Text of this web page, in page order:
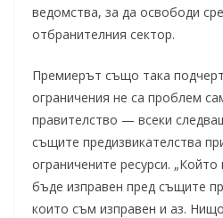
ведомства, за да освободи
отбранителния сектор.
Премиерът също така
ограничения не са проблем
правителство — всеки
същите предизвикателства
ограничените ресурси.
бъде изправен пред същите
които съм изправен и аз.